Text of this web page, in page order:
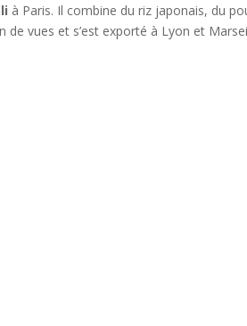
à Paris. Il combine du riz japonais, du
vues et s’est exporté à Lyon et